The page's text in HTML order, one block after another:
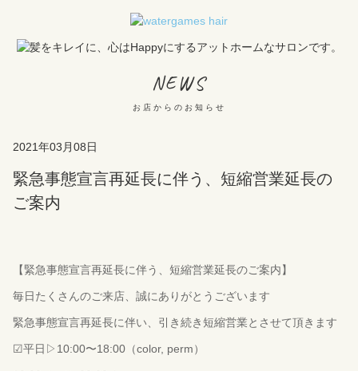
NEWS
お店からのお知らせ
2021年03月08日
緊急事態宣言再延長に伴う、短縮営業延長の
ご案内
【緊急事態宣言再延長に伴う、短縮営業延長のご案内】
毎日たくさんのご来店、誠にありがとうございます
緊急事態宣言再延長に伴い、 引き続き短縮営業とさせて頂きます
☑︎平日 ▷10:00〜18:00 （color, perm）